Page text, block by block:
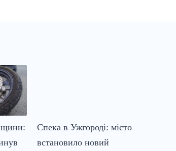
Спека в Ужгороді: місто
встановило новий